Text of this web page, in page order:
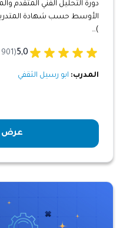
دورة التحليل الفني المتقدم
الأوسط حسب شهادة
)…
5,0(901 طالب)
المدرب: ابو رسيل الثقفي
عرض